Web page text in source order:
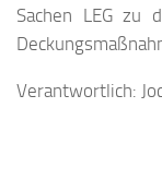
Sachen LEG zu
Verantwortlich: